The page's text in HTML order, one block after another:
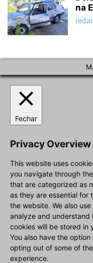
na
Fechar
Privacy Overview
This website uses
you navigate through
that are categorized as
as they are essential for
the website. We also
analyze and understand
cookies will be stored in
You also have the
opting out of some of
experience.